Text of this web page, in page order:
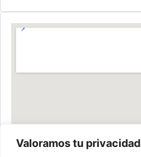
Valoramos tu privacidad